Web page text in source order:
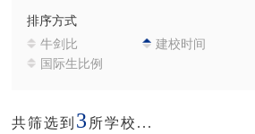
排序方式
牛剑比
建校时间
国际生比例
共筛选到 3 所学校...